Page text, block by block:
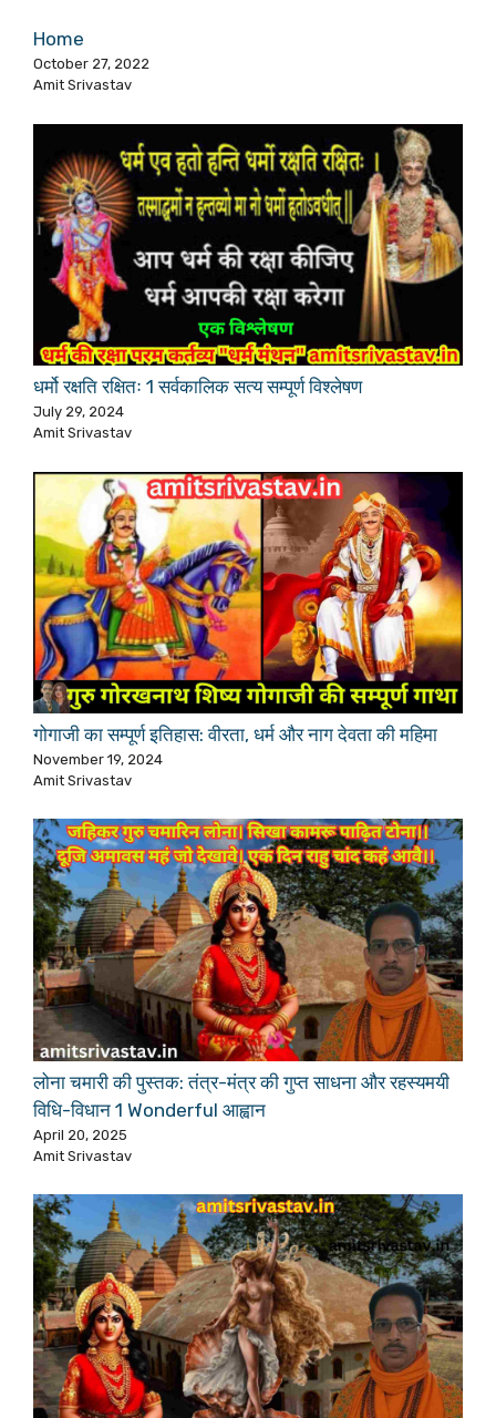
Home
October 27, 2022
Amit Srivastav
धर्मो रक्षति रक्षितः 1 सर्वकालिक सत्य सम्पूर्ण विश्लेषण
July 29, 2024
Amit Srivastav
गोगाजी का सम्पूर्ण इतिहास: वीरता, धर्म और नाग देवता की महिमा
November 19, 2024
Amit Srivastav
लोना चमारी की पुस्तक: तंत्र-मंत्र की गुप्त साधना और रहस्यमयी
विधि-विधान 1 Wonderful आह्वान
April 20, 2025
Amit Srivastav